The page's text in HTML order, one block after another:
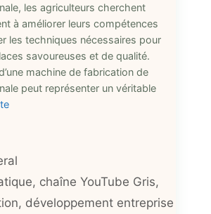
les agriculteurs cherchent
à améliorer leurs compétences
les techniques nécessaires pour
savoureuses et de qualité.
machine de fabrication de
peut représenter un véritable
, chaîne YouTube Gris,
, développement entreprise